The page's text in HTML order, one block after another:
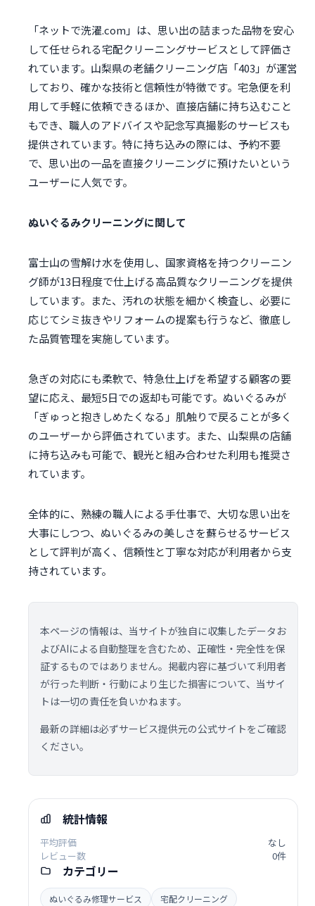
「ネットで洗濯.com」は、思い出の詰まった品物を安心
して任せられる宅配クリーニングサービスとして評価さ
れています。山梨県の老舗クリーニング店「403」が運営
しており、確かな技術と信頼性が特徴です。宅急便を利
用して手軽に依頼できるほか、直接店舗に持ち込むこと
もでき、職人のアドバイスや記念写真撮影のサービスも
提供されています。特に持ち込みの際には、予約不要
で、思い出の一品を直接クリーニングに預けたいという
ユーザーに人気です。
ぬいぐるみクリーニングに関して
富士山の雪解け水を使用し、国家資格を持つクリーニン
グ師が13日程度で仕上げる高品質なクリーニングを提供
しています。また、汚れの状態を細かく検査し、必要に
応じてシミ抜きやリフォームの提案も行うなど、徹底し
た品質管理を実施しています。
急ぎの対応にも柔軟で、特急仕上げを希望する顧客の要
望に応え、最短5日での返却も可能です。ぬいぐるみが
「ぎゅっと抱きしめたくなる」肌触りで戻ることが多く
のユーザーから評価されています。また、山梨県の店舗
に持ち込みも可能で、観光と組み合わせた利用も推奨さ
れています。
全体的に、熟練の職人による手仕事で、大切な思い出を
大事にしつつ、ぬいぐるみの美しさを蘇らせるサービス
として評判が高く、信頼性と丁寧な対応が利用者から支
持されています。
本ページの情報は、当サイトが独自に収集したデータお
よびAIによる自動整理を含むため、正確性・完全性を保
証するものではありません。掲載内容に基づいて利用者
が行った判断・行動により生じた損害について、当サイ
トは一切の責任を負いかねます。
最新の詳細は必ずサービス提供元の公式サイトをご確認
ください。
統計情報
平均評価
なし
レビュー数
0件
カテゴリー
ぬいぐるみ修理サービス 宅配クリーニング